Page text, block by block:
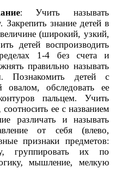
: Учить называть
Закрепить знание детей в
(широкий, узкий,
детей воспроизводить
1-4 без счета и
правильно называть
Познакомить детей с
овалом, обследовать ее
пальцем. Учить
ее с названием
различать и называть
от себя (влево,
признаки предметов:
группировать их по
мышление, мелкую